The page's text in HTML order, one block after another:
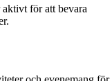
för att bevara